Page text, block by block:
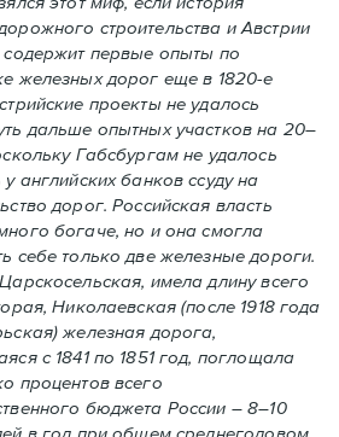
строительства и Австрии
содержит первые опыты по
железных дорог еще в 1820-е
проекты не удалось
дальше опытных участков на 20–
Габсбургам не удалось
у английских банков ссуду на
дорог. Российская власть
богаче, но и она смогла
себе только две железные дороги.
имела длину всего
Николаевская (после 1918 года
железная дорога,
с 1841 по 1851 год, поглощала
процентов всего
бюджета России – 8–10